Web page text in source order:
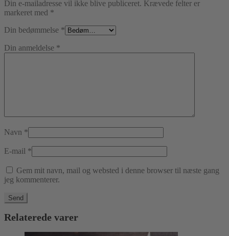
Din e-mailadresse vil ikke blive publiceret. Krævede felter er
markeret med *
Din bedømmelse *
Din anmeldelse *
Navn *
E-mail *
Gem mit navn, mail og websted i denne browser til næste gang
jeg kommenterer.
Relaterede varer